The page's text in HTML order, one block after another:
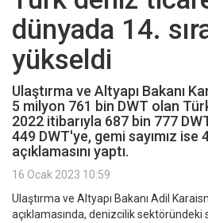
dünyada 14.
yükseldi
Ulaştırma ve Altyapı Bakanı
5 milyon 761 bin DWT olan
2022 itibarıyla 687 bin 777
449 DWT'ye, gemi sayımız ise
açıklamasını yaptı.
16 Ocak 2023 10:59
Ulaştırma ve Altyapı Bakanı Adil
açıklamasında, denizcilik sektöründeki